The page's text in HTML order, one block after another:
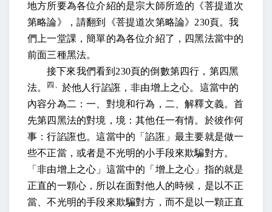
地方所要為各位介紹的是宗大師所造的《菩提道次
第略論》，請翻到《菩提道次第略論》 230頁。我
們上一堂課，簡單的為各位介紹了，四黑法當中的
前面三種黑法。
接下來我們看到 230頁的倒數第四行，第四黑
法。
四、 於他人行諂誑，非由增上之心。這當中的
內容分為二：一、對境和行為，二、解釋文義。首
先第四黑法的對境，境：其他任一有情。於彼作何
事：行諂誑也。這當中的「諂誑」最主要就是做一
些不正當，或者是不光明的小手段來欺騙對方。
「非由增上之心」這當中的「增上之心」指的就是
正直的一顆心，所以在面對他人的時候，是以不正
當、不光明的手段來欺騙對方，而不是以一顆正直